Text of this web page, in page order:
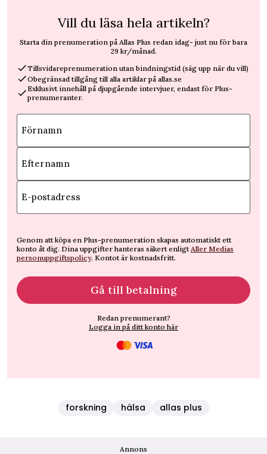
Vill du läsa hela artikeln?
Starta din prenumeration på Allas Plus redan idag- just nu för bara
29 kr/månad.
Tillsvidareprenumeration utan bindningstid (säg upp när du vill)
Obegränsad tillgång till alla artiklar på allas.se
Exklusivt innehåll på djupgående intervjuer, endast för Plus-
prenumeranter.
Förnamn
Efternamn
E-postadress
Genom att köpa en Plus-prenumeration skapas automatiskt ett
konto åt dig. Dina uppgifter hanteras säkert enligt Aller Medias
personuppgiftspolicy. Kontot är kostnadsfritt.
Gå till betalning
Redan prenumerant?
Logga in på ditt konto här
forskning hälsa allas plus
Annons